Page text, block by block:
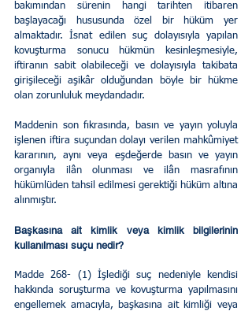
bakımından sürenin hangi tarihten itibaren
başlayacağı hususunda özel bir hüküm yer
almaktadır. İsnat edilen suç dolayısıyla yapılan
kovuşturma sonucu hükmün kesinleşmesiyle,
iftiranın sabit olabileceği ve dolayısıyla takibata
girişileceği aşikâr olduğundan böyle bir hükme
olan zorunluluk meydandadır.
Maddenin son fıkrasında, basın ve yayın yoluyla
işlenen iftira suçundan dolayı verilen mahkûmiyet
kararının, aynı veya eşdeğerde basın ve yayın
organıyla ilân olunması ve ilân masrafının
hükümlüden tahsil edilmesi gerektiği hüküm altına
alınmıştır.
Başkasına ait kimlik veya kimlik bilgilerinin
kullanılması suçu nedir?
Madde 268- (1) İşlediği suç nedeniyle kendisi
hakkında soruşturma ve kovuşturma yapılmasını
engellemek amacıyla, başkasına ait kimliği veya